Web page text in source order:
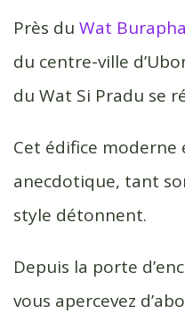
c
b
o
k
i
t
e
r
a
g
r
Près du Wat
du centre-ville
du Wat Si Pradu se
Cet édifice moderne
anecdotique, tant
style détonnent.
Depuis la porte
vous apercevez